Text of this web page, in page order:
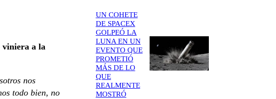
viniera a la
nos
todo bien, no
UN COHETE
DE SPACEX
GOLPEÓ LA
LUNA EN UN
EVENTO QUE
PROMETIÓ
MÁS DE LO
QUE
REALMENTE
MOSTRÓ